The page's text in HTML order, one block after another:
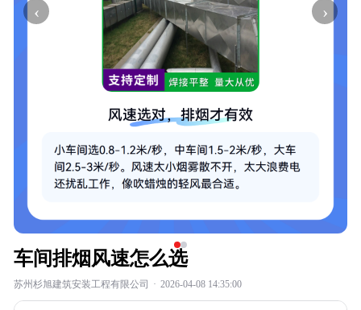
‹ ›
车间排烟风速怎么选
苏州杉旭建筑安装工程有限公司 · 2026-04-08 14:35:00